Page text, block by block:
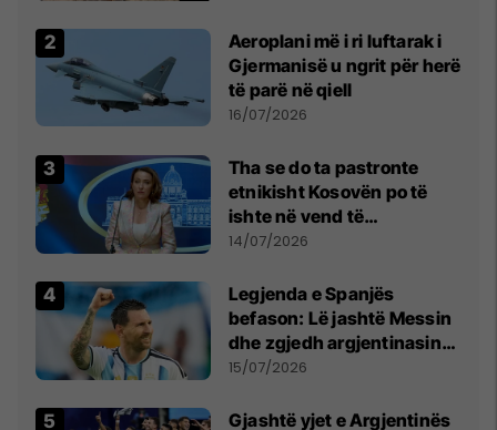
Aeroplani më i ri luftarak i
Gjermanisë u ngrit për herë
të parë në qiell
16/07/2026
Tha se do ta pastronte
etnikisht Kosovën po të
ishte në vend të
Millosheviqit, Lëvizja e
kërkon shkarkimin e
menjëhershëm të
Snezhana Paunoviq
14/07/2026
Legjenda e Spanjës
befason: Lë jashtë Messin
dhe zgjedh argjentinasin
më të mirë në botë
15/07/2026
Gjashtë yjet e Argjentinës